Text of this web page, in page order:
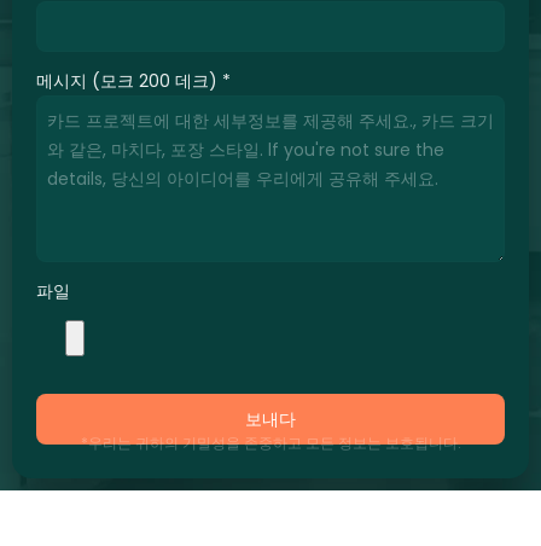
메시지 (모크 200 데크) *
파일
보내다
*우리는 귀하의 기밀성을 존중하고 모든 정보는 보호됩니다.